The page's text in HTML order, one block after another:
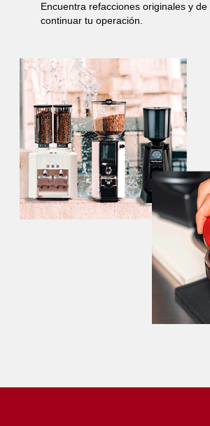
Encuentra refacciones originales y
continuar tu operación.